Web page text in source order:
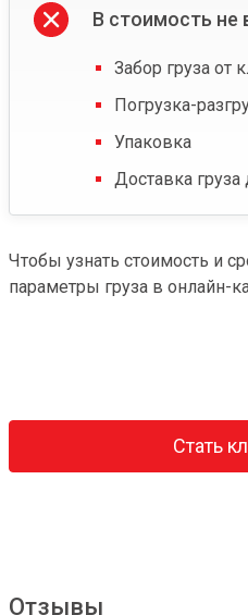
В стоимость не
Забор груза от
Погрузка-
Упаковка
Доставка груза
Чтобы узнать стоимость и
параметры груза в онлайн-
Стать
Отзывы